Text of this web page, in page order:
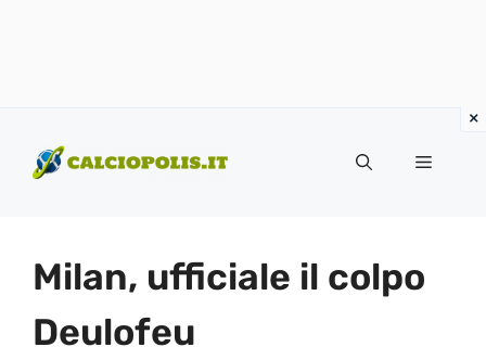
contenuto
Menu
Milan, ufficiale il colpo
Deulofeu